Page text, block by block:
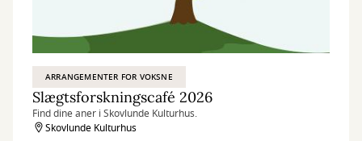
ARRANGEMENTER FOR VOKSNE
Slægtsforskningscafé 2026
Find dine aner i Skovlunde Kulturhus.
Skovlunde Kulturhus